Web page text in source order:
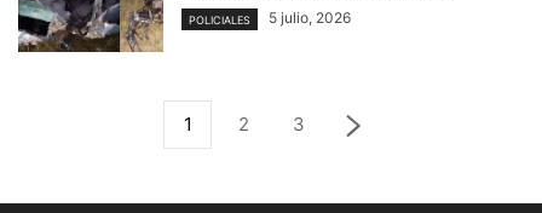
POLICIALES 5 julio, 2026
1 2 3